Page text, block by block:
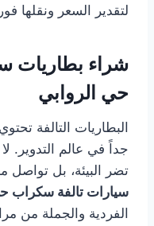
لتقدير السعر ونقلها
شراء بطاريات
حي الروابي
البطاريات التالفة
جداً في عالم التدوير.
تضر البيئة، بل تواصل
سيارات تالفة سكراب
الفردية والجملة من